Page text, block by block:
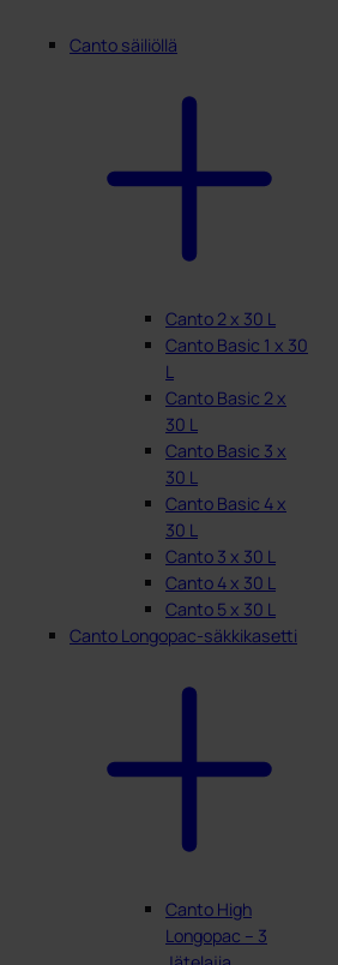
Canto säiliöllä
Canto 2 x 30 L
Canto Basic 1 x 30
L
Canto Basic 2 x
30 L
Canto Basic 3 x
30 L
Canto Basic 4 x
30 L
Canto 3 x 30 L
Canto 4 x 30 L
Canto 5 x 30 L
Canto Longopac-säkkikasetti
Canto High
Longopac – 3